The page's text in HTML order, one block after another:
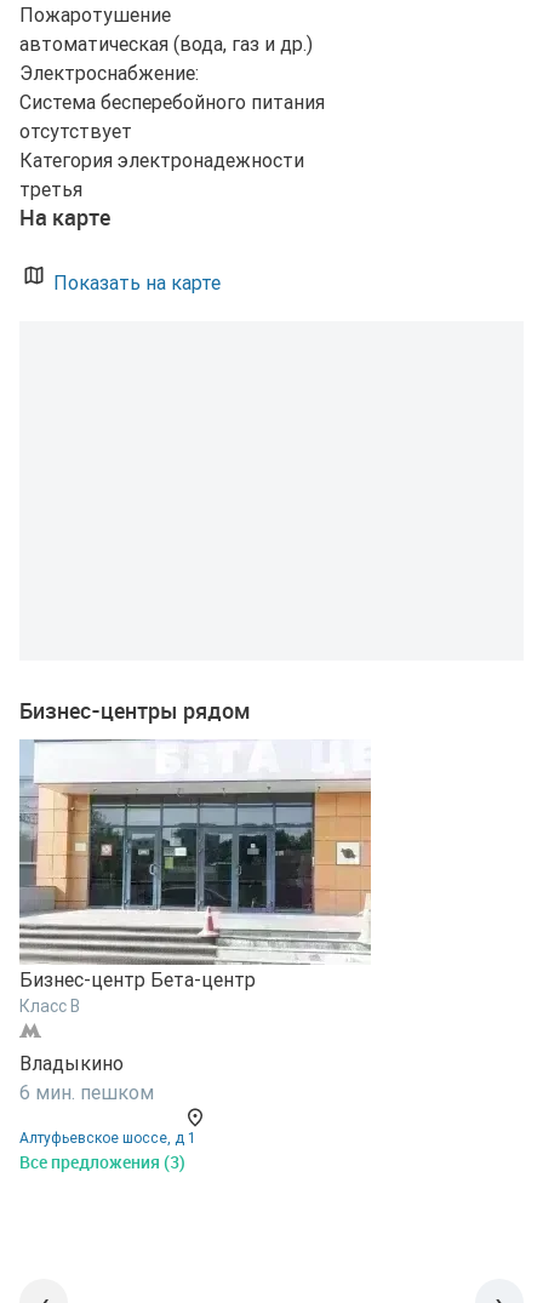
Пожаротушение
автоматическая (вода, газ и др.)
Электроснабжение:
Система бесперебойного питания
отсутствует
Категория электронадежности
третья
На карте
Показать на карте
Бизнес-центры рядом
Бизнес-центр Бета-центр
Класс B
Владыкино
6 мин. пешком
Алтуфьевское шоссе, д 1
Все предложения (3)